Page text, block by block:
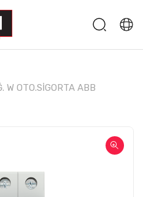
OTO.SİGORTA ABB